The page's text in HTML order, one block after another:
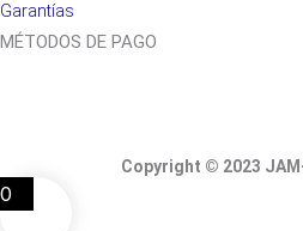
Garantías
MÉTODOS DE PAGO
Copyright © 2023 JAM-
0